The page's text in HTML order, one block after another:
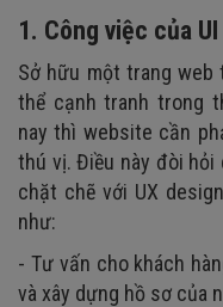
1. Công việc của
Sở hữu một trang
thể cạnh tranh trong
nay thì website cần
thú vị. Điều này đòi hỏi
chặt chẽ với UX
như:
- Tư vấn cho khách
và xây dựng hồ sơ của